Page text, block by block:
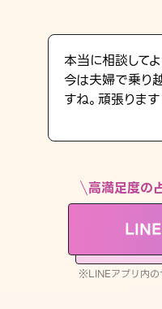
LINE占いを開く
※LINEアプリ内のサービスページへ遷移
本当に相談してよ
今は夫婦で乗り
すね。頑張ります
高満足度の
※LINEアプリ内の